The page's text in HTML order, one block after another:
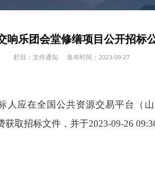
响乐团会堂修缮项目公开招标
栏目：文件通知 发布时间：2023-09-27
人应在全国公共资源交易平台（
获取招标文件，并于2023-09-26